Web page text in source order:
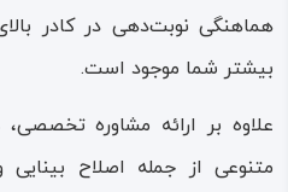
هماهنگی نوبت‌دهی در کادر
بیشتر شما موجود است.
علاوه بر ارائه مشاوره
متنوعی از جمله اصلاح